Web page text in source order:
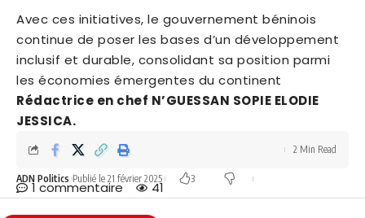
Avec ces initiatives, le gouvernement béninois
continue de poser les bases d’un développement
inclusif et durable, consolidant sa position parmi
les économies émergentes du continent
Rédactrice en chef N’GUESSAN SOPIE ELODIE
JESSICA.
ADN Politics Publié le 21 février 2025 3
2 Min Read
1 commentaire 41